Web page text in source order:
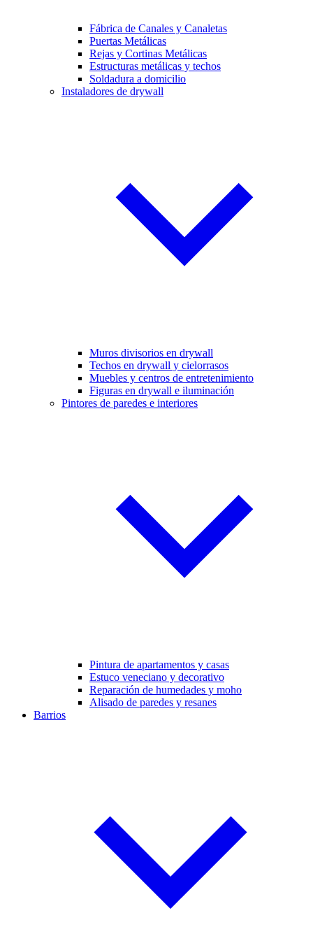
Fábrica de Canales y Canaletas
Puertas Metálicas
Rejas y Cortinas Metálicas
Estructuras metálicas y techos
Soldadura a domicilio
Instaladores de drywall
Muros divisorios en drywall
Techos en drywall y cielorrasos
Muebles y centros de entretenimiento
Figuras en drywall e iluminación
Pintores de paredes e interiores
Pintura de apartamentos y casas
Estuco veneciano y decorativo
Reparación de humedades y moho
Alisado de paredes y resanes
Barrios